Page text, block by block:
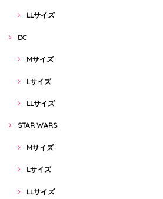
LLサイズ
DC
Mサイズ
Lサイズ
LLサイズ
STAR WARS
Mサイズ
Lサイズ
LLサイズ